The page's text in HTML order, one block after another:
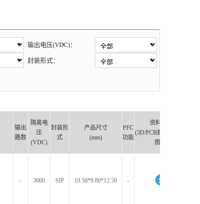
输出电压(VDC)：
封装形式：
输出
路数
隔离电
压
(VDC)
封装形
式
产品尺寸
(mm)
PFC
功能
资料下载
(3D/PCB封装库/原理
图库)
- 3000 SIP 19.50*9.80*12.50 -